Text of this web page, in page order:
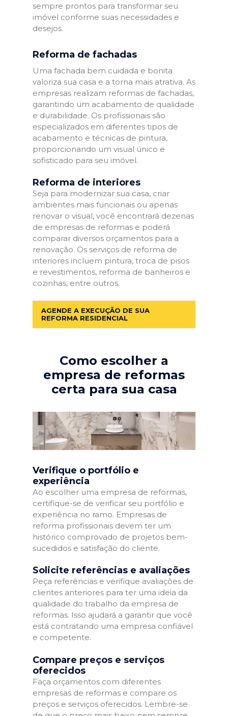
sempre prontos para transformar seu
imóvel conforme suas necessidades e
desejos.
Reforma de fachadas
Uma fachada bem cuidada e bonita
valoriza sua casa e a torna mais atrativa. As
empresas realizam reformas de fachadas,
garantindo um acabamento de qualidade
e durabilidade. Os profissionais são
especializados em diferentes tipos de
acabamento e técnicas de pintura,
proporcionando um visual único e
sofisticado para seu imóvel.
Reforma de interiores
Seja para modernizar sua casa, criar
ambientes mais funcionais ou apenas
renovar o visual, você encontrará dezenas
de empresas de reformas e poderá
comparar diversos orçamentos para a
renovação. Os serviços de reforma de
interiores incluem pintura, troca de pisos
e revestimentos, reforma de banheiros e
cozinhas, entre outros.
AGENDE A EXECUÇÃO DE SUA
REFORMA RESIDENCIAL
Como escolher a
empresa de reformas
certa para sua casa
Verifique o portfólio e
experiência
Ao escolher uma empresa de reformas,
certifique-se de verificar seu portfólio e
experiência no ramo. Empresas de
reforma profissionais devem ter um
histórico comprovado de projetos bem-
sucedidos e satisfação do cliente.
Solicite referências e avaliações
Peça referências e verifique avaliações de
clientes anteriores para ter uma ideia da
qualidade do trabalho da empresa de
reformas. Isso ajudará a garantir que você
está contratando uma empresa confiável
e competente.
Compare preços e serviços
oferecidos
Faça orçamentos com diferentes
empresas de reformas e compare os
preços e serviços oferecidos. Lembre-se